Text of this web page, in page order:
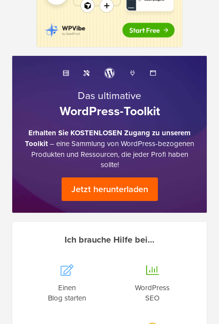
Das ultimative
WordPress-Toolkit
Erhalten Sie KOSTENLOSEN Zugang zu unserem
Toolkit– eine Sammlung von WordPress-bezogenen
Produkten und Ressourcen, die jeder Profi haben
sollte!
Jetzt herunterladen
Ich brauche Hilfe bei…
Einen
Blog starten
WordPress
SEO